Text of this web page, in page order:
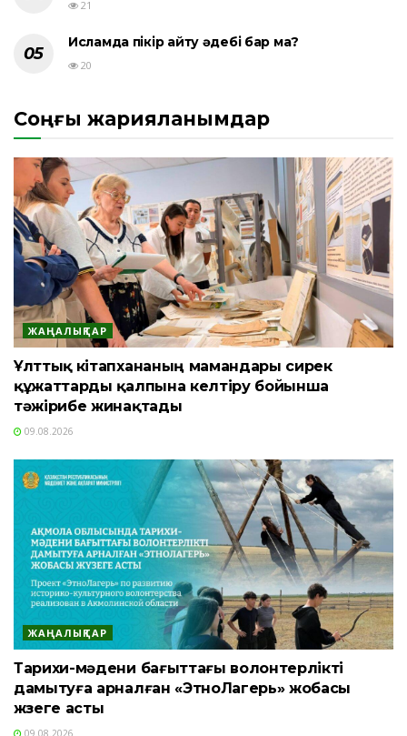
21
Исламда пікір айту әдебі бар ма?
20
Соңғы жарияланымдар
ЖАҢАЛЫҚТАР
Ұлттық кітапхананың мамандары сирек
құжаттарды қалпына келтіру бойынша
тәжірибе жинақтады
09.08.2026
ЖАҢАЛЫҚТАР
Тарихи-мәдени бағыттағы волонтерлікті
дамытуға арналған «ЭтноЛагерь» жобасы
жүзеге асты